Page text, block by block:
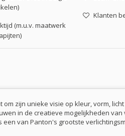
(m.u.v. maatwerk
Klanten
zijn unieke visie op kleur, vorm,
in de creatieve mogelijkheden van
van Panton's grootste